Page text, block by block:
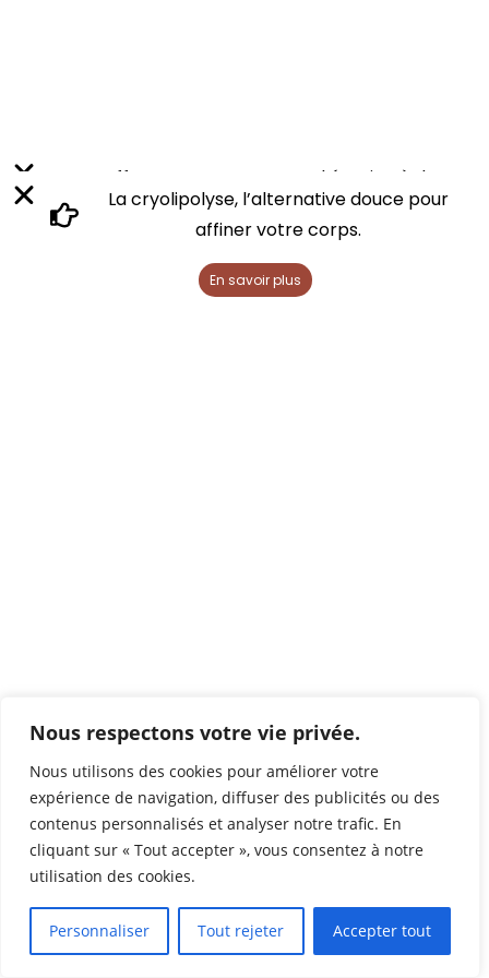
Nous respectons votre vie privée.
Nous utilisons des cookies pour améliorer votre
expérience de navigation, diffuser des publicités ou des
contenus personnalisés et analyser notre trafic. En
cliquant sur « Tout accepter », vous consentez à notre
utilisation des cookies.
Personnaliser Tout rejeter Accepter tout
Offrez-vous un moment d’évasion à deux
- Découvrez nos soins duo
La cryolipolyse, l’alternative douce pour
affiner votre corps.
En savoir plus